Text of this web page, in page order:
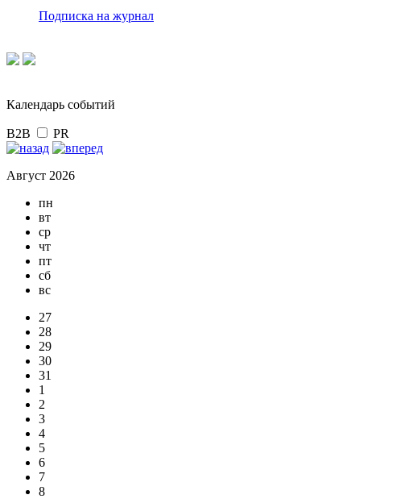
Подписка на журнал
Календарь событий
B2B PR
Август 2026
пн
вт
ср
чт
пт
сб
вс
27
28
29
30
31
1
2
3
4
5
6
7
8